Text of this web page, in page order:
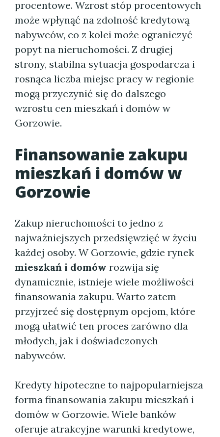
procentowe. Wzrost stóp procentowych
może wpłynąć na zdolność kredytową
nabywców, co z kolei może ograniczyć
popyt na nieruchomości. Z drugiej
strony, stabilna sytuacja gospodarcza i
rosnąca liczba miejsc pracy w regionie
mogą przyczynić się do dalszego
wzrostu cen mieszkań i domów w
Gorzowie.
Finansowanie zakupu
mieszkań i domów w
Gorzowie
Zakup nieruchomości to jedno z
najważniejszych przedsięwzięć w życiu
każdej osoby. W Gorzowie, gdzie rynek
mieszkań i domów rozwija się
dynamicznie, istnieje wiele możliwości
finansowania zakupu. Warto zatem
przyjrzeć się dostępnym opcjom, które
mogą ułatwić ten proces zarówno dla
młodych, jak i doświadczonych
nabywców.
Kredyty hipoteczne to najpopularniejsza
forma finansowania zakupu mieszkań i
domów w Gorzowie. Wiele banków
oferuje atrakcyjne warunki kredytowe,